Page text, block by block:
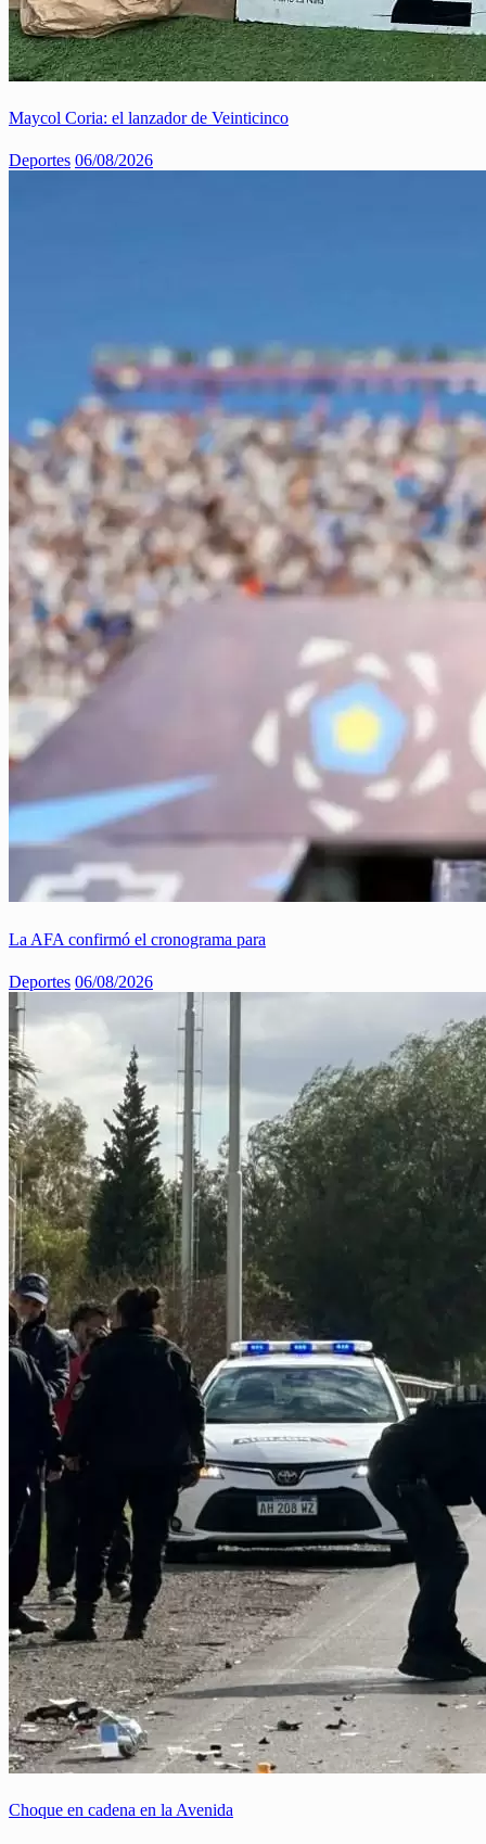
Maycol Coria: el lanzador de Veinticinco
Deportes 06/08/2026
La AFA confirmó el cronograma para
Deportes 06/08/2026
Choque en cadena en la Avenida